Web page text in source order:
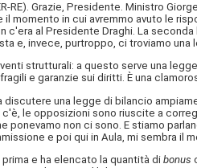
RE). Grazie, Presidente. Ministro
il momento in cui avremmo avuto le
c'era al Presidente Draghi. La
e, invece, purtroppo, ci troviamo
strutturali: a questo serve una
e garanzie sui diritti. È una
discutere una legge di bilancio
c'è, le opposizioni sono riuscite a
ponevamo non ci sono. E stiamo
e poi qui in Aula, mi sembra il
e ha elencato la quantità dibonus